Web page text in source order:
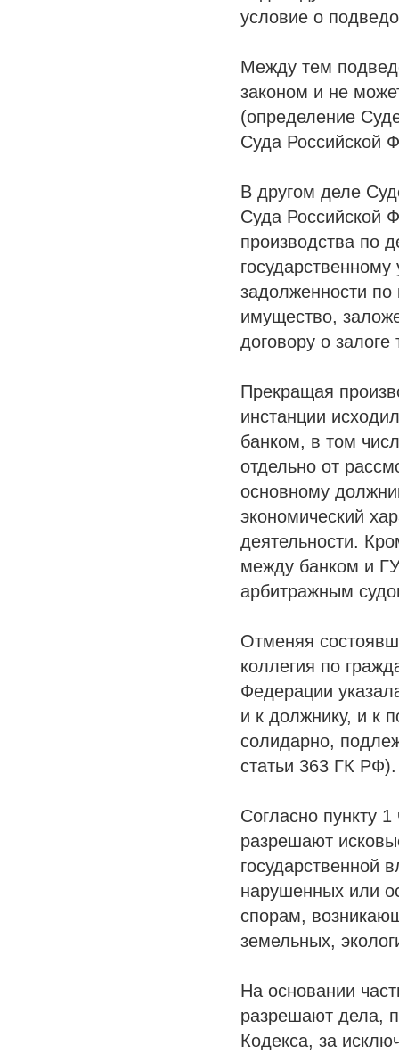
условие о
Между тем
законом и не
(определение
Суда Российской
В другом деле
Суда Российской
производства по
задолженности по
имущество,
договору о
Прекращая
инстанции
банком, в том
отдельно от
основному
экономический
деятельности.
между банком и
арбитражным
Отменяя
коллегия по
Федерации
и к должнику, и к
солидарно,
статьи 363 ГК РФ).
Согласно пункту
разрешают
государственной
нарушенных или
спорам,
земельных,
На основании
разрешают дела,
Кодекса, за